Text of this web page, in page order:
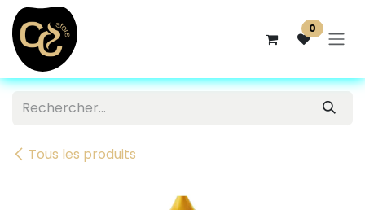
Se rendre au contenu
0
Tous les produits